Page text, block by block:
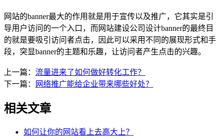
网站的banner最大的作用就是用于宣传以及推广，它其实是引
导用户访问的一个入口，而网站建设公司设计banner的最终目
的就是要吸引访问者点击，因此可以采用不同的展现形式和手
段，突显banner的主题和乐趣，让访问者产生点击的兴趣。
上一篇： 流量进来了如何做好转化工作？
下一篇：
网络推广能给企业带来哪些好处？
相关文章
如何让你的网站看上去高大上？